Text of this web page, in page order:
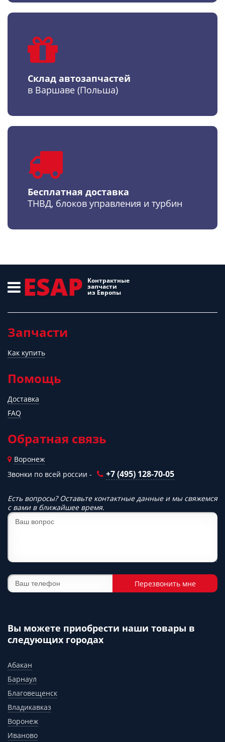
Склад автозапчастей
в Варшаве (Польша)
Бесплатная доставка
ТНВД, блоков управления и турбин
ESAP Контрактные
запчасти
из Европы
Запчасти
Как купить
Помощь
Доставка
FAQ
Обратная связь
Воронеж
Звонки по всей россии -
+7 (495) 128-70-05
Есть вопросы? Оставьте контактные данные и мы свяжемся
с вами в ближайшее время.
Перезвонить мне
Вы можете приобрести наши товары в
следующих городах
Абакан
Барнаул
Благовещенск
Владикавказ
Воронеж
Иваново